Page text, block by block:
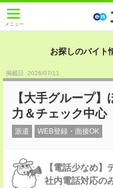
メニュー
お探しのバイト
掲載日 :2026/07/11
【大手グループ
力＆チェック中心
派遣 WEB登録・面接OK
【電話少なめ
社内電話対応の